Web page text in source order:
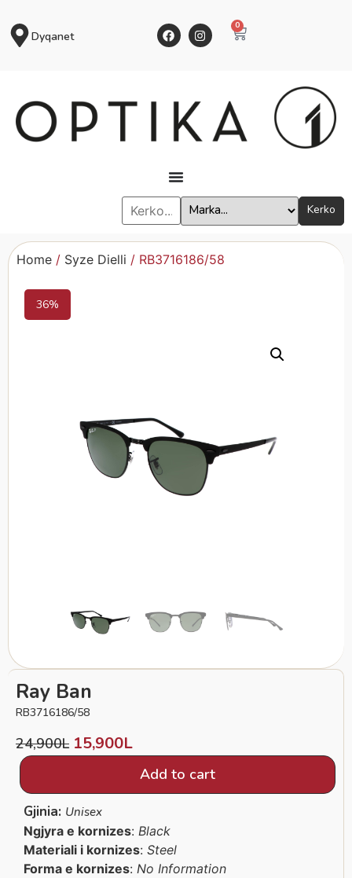
Dyqanet
0
Kerko
Home / Syze Dielli / RB3716186/58
36%
Ray Ban
RB3716186/58
24,900L 15,900L
Add to cart
Gjinia: Unisex
Ngjyra e kornizes: Black
Materiali i kornizes: Steel
Forma e kornizes: No Information